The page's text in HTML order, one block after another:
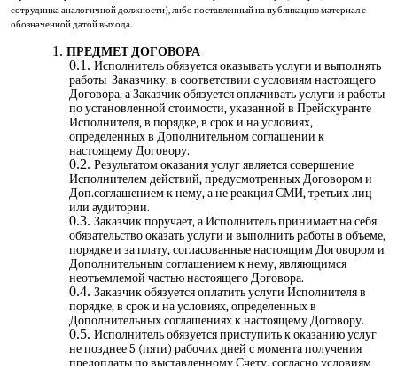
сотрудника аналогичной должности), либо поставленный на публикацию материал с
обозначенной датой выхода.
ПРЕДМЕТ ДОГОВОРА
Исполнитель обязуется оказывать услуги и выполнять
работы Заказчику, в соответствии с условиям настоящего
Договора, а Заказчик обязуется оплачивать услуги и работы
по установленной стоимости, указанной в Прейскуранте
Исполнителя, в порядке, в срок и на условиях,
определенных в Дополнительном соглашении к
настоящему Договору.
Результатом оказания услуг является совершение
Исполнителем действий, предусмотренных Договором и
Доп.соглашением к нему, а не реакция СМИ, третьих лиц
или аудитории.
Заказчик поручает, а Исполнитель принимает на себя
обязательство оказать услуги и выполнить работы в объеме,
порядке и за плату, согласованные настоящим Договором и
Дополнительным соглашением к нему, являющимся
неотъемлемой частью настоящего Договора.
Заказчик обязуется оплатить услуги Исполнителя в
порядке, в срок и на условиях, определенных в
Дополнительных соглашениях к настоящему Договору.
Исполнитель обязуется приступить к оказанию услуг
не позднее 5 (пяти) рабочих дней с момента получения
предоплаты по выставленному Счету, согласно условиям